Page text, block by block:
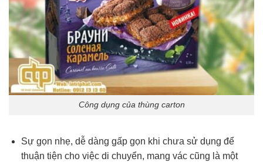
Công dụng của thùng carton
Sự gọn nhẹ, dễ dàng gấp gọn khi chưa sử dụng để
thuận tiện cho việc di chuyển, mang vác cũng là một